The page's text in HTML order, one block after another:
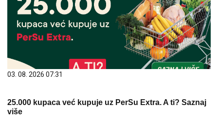
03. 08. 2026 07:31
25.000 kupaca već kupuje uz PerSu Extra. A ti? Saznaj
više